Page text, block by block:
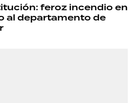
feroz incendio en
al departamento de